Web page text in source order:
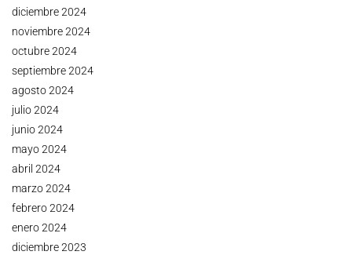
diciembre 2024
noviembre 2024
octubre 2024
septiembre 2024
agosto 2024
julio 2024
junio 2024
mayo 2024
abril 2024
marzo 2024
febrero 2024
enero 2024
diciembre 2023